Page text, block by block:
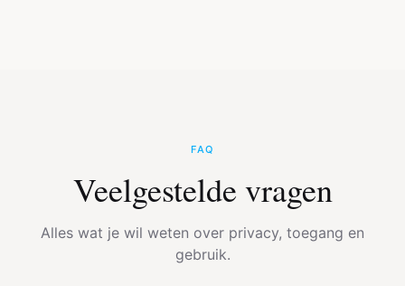
FAQ
Veelgestelde vragen
Alles wat je wil weten over privacy, toegang en
gebruik.